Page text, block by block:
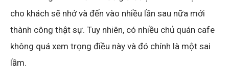
cho khách sẽ nhớ và đến vào nhiều lần sau nữa mới
thành công thật sự. Tuy nhiên, có nhiều chủ quán cafe
không quá xem trọng điều này và đó chính là một sai
lầm.